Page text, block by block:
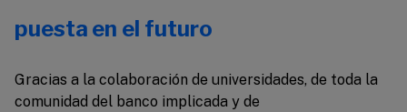
puesta en el futuro
Gracias a la colaboración de universidades, de toda la
comunidad del banco implicada y de